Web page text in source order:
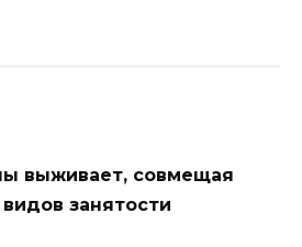
выживает, совмещая
занятости